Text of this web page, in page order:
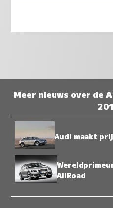
Meer nieuws over de
Audi maakt
AllRoad